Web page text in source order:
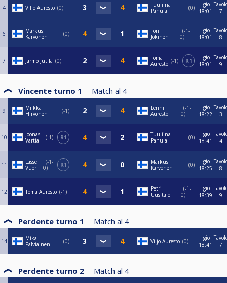
4 Viljo Auresto 0
Tuuliina
Panula
0
gio
18:01
7
6
Markus
Karvonen
0
Toni
Jokinen
-1-
0
gio
18:01
8
7 Jarmo Jutila 0
Toma
Auresto -1 R1
gio
18:01
9
Vincente turno 1 Match al 4
9
Miikka
Hirvonen
-1
Lenni
Auresto
-1-
0
gio
18:22
3
10
Joonas
Vartia
-1 R1
Tuuliina
Panula
0
gio
18:41
4
11
Lasse
Vuori
-1-
0
R1
Markus
Karvonen
0
gio
18:25
8
12 Toma Auresto -1
Petri
Uusitalo
-1-
0
gio
18:39
9
Perdente turno 1 Match al 4
14
Mika
Palviainen
0 Viljo Auresto 0
gio
18:41
7
Perdente turno 2 Match al 4